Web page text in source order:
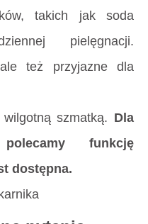
takich jak soda
pielęgnacji.
też przyjazne dla
szmatką. Dla
funkcję
dostępna.